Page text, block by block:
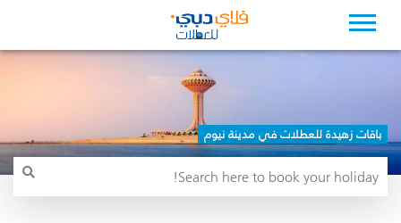
باقات زهيدة للعطلات في مدينة نيوم